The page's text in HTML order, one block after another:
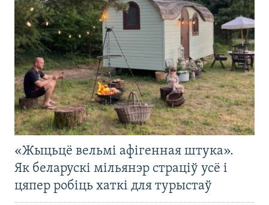
«Жыцьцё вельмі афігенная штука».
Як беларускі мільянэр страціў усё і
цяпер робіць хаткі для турыстаў